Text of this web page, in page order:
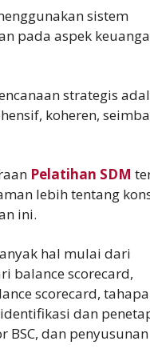
sistem
pada aspek
strategis
koheren,
Pelatihan SDM
lebih tentang
ini.
hal mulai dari
balance scorecard,
scorecard,
dan
BSC, dan penyusunan